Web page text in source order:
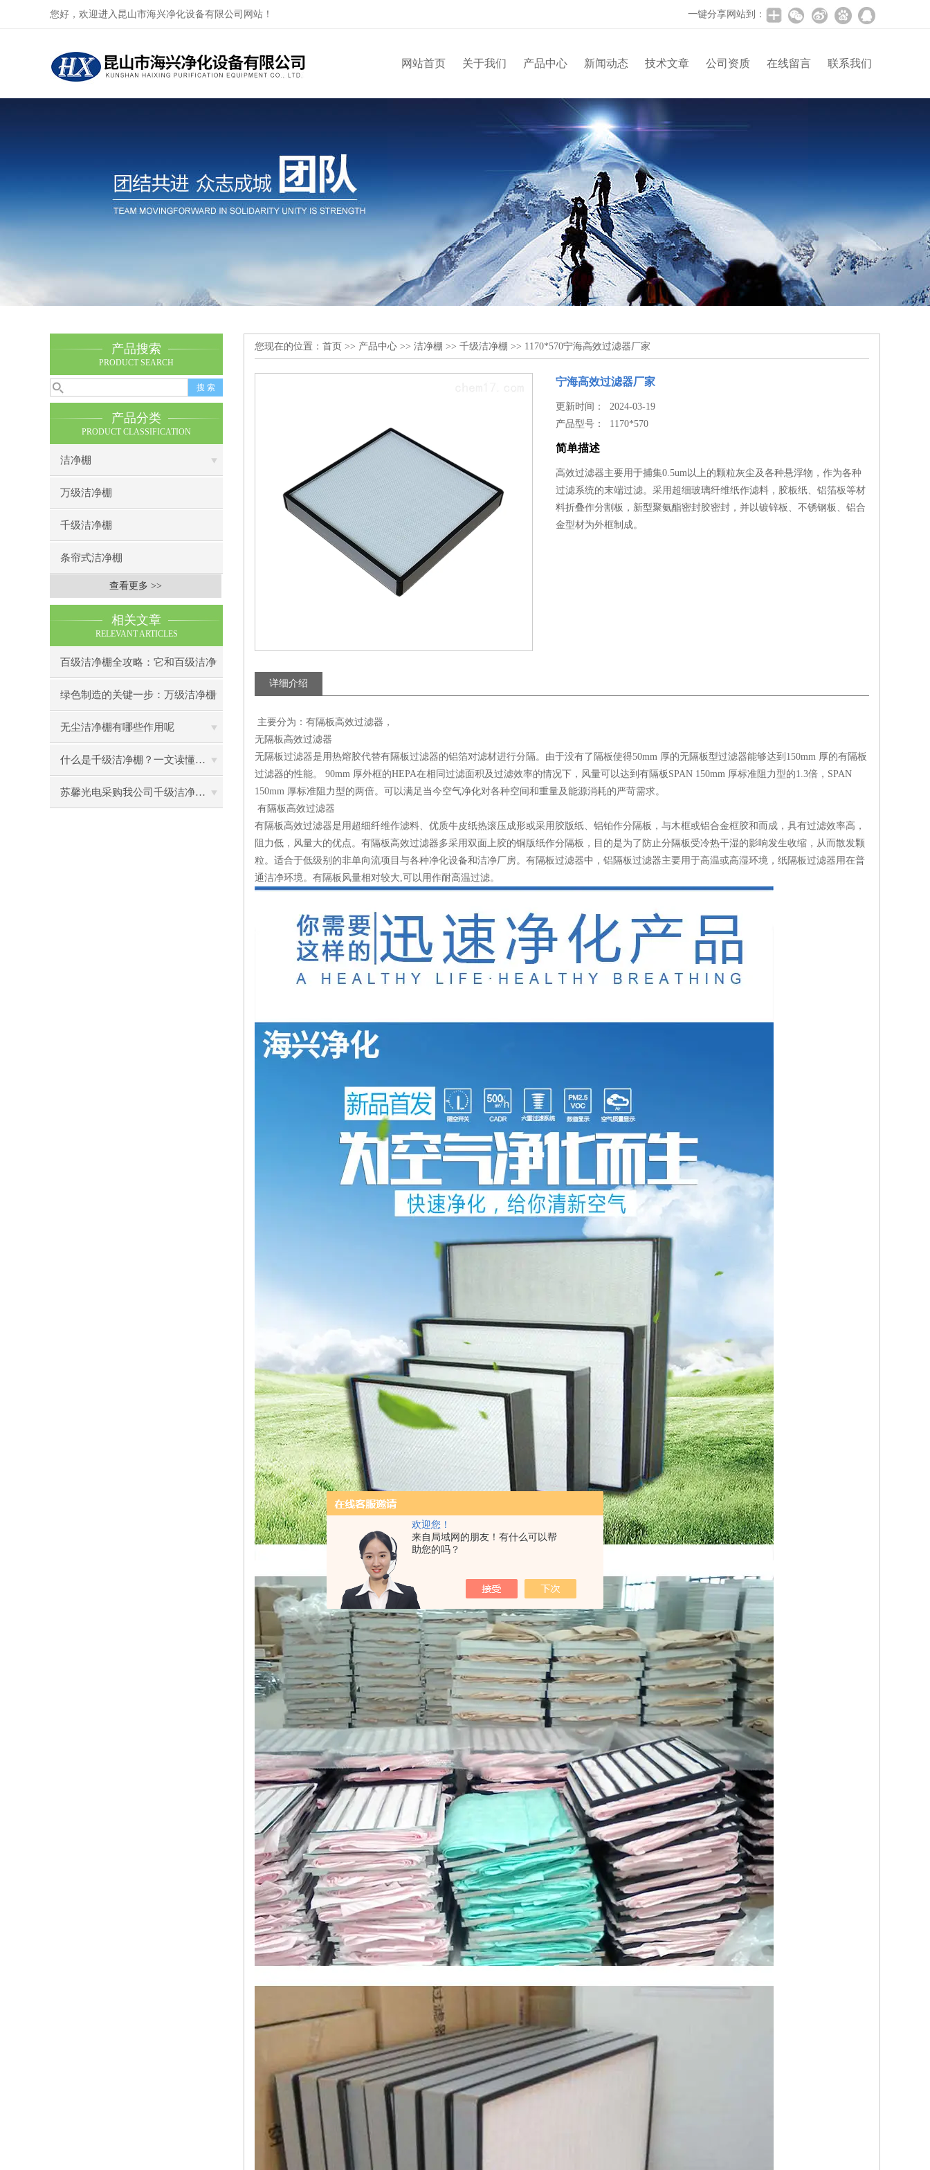
欢迎您！
来自局域网的朋友！有什么可以帮
助您的吗？
您好，欢迎进入昆山市海兴净化设备有限公司网站！ 一键分享网站到：
网站首页 关于我们 产品中心 新闻动态 技术文章 公司资质 在线留言 联系我们
产品搜索
PRODUCT SEARCH
产品分类
PRODUCT CLASSIFICATION
洁净棚
万级洁净棚
千级洁净棚
条帘式洁净棚
查看更多 >>
相关文章
RELEVANT ARTICLES
百级洁净棚全攻略：它和百级洁净
室到底有什么区别？
绿色制造的关键一步：万级洁净棚
助力环保型半导体产业发展
无尘洁净棚有哪些作用呢
什么是千级洁净棚？一文读懂其结构特点与局部净化优势
苏馨光电采购我公司千级洁净棚普通工作台一批（7月07日）已顺利交货
您现在的位置： 首页 >> 产品中心 >> 洁净棚 >> 千级洁净棚 >> 1170*570宁海高效过滤器厂家
宁海高效过滤器厂家
更新时间： 2024-03-19
产品型号： 1170*570
简单描述
高效过滤器主要用于捕集0.5um以上的颗粒灰尘及各种悬浮物，作为各种
过滤系统的末端过滤。采用超细玻璃纤维纸作滤料，胶板纸、铝箔板等材
料折叠作分割板，新型聚氨酯密封胶密封，并以镀锌板、不锈钢板、铝合
金型材为外框制成。
详细介绍
主要分为：有隔板高效过滤器，
无隔板高效过滤器
无隔板过滤器是用热熔胶代替有隔板过滤器的铝箔对滤材进行分隔。由于没有了隔板使得50mm 厚的无隔板型过滤器能够达到150mm 厚的有隔板
过滤器的性能。 90mm 厚外框的HEPA在相同过滤面积及过滤效率的情况下，风量可以达到有隔板SPAN 150mm 厚标准阻力型的1.3倍，SPAN
150mm 厚标准阻力型的两倍。可以满足当今空气净化对各种空间和重量及能源消耗的严苛需求。
有隔板高效过滤器
有隔板高效过滤器是用超细纤维作滤料、优质牛皮纸热滚压成形或采用胶版纸、铝铂作分隔板，与木框或铝合金框胶和而成，具有过滤效率高，
阻力低，风量大的优点。有隔板高效过滤器多采用双面上胶的铜版纸作分隔板，目的是为了防止分隔板受冷热干湿的影响发生收缩，从而散发颗
粒。适合于低级别的非单向流项目与各种净化设备和洁净厂房。有隔板过滤器中，铝隔板过滤器主要用于高温或高湿环境，纸隔板过滤器用在普
通洁净环境。有隔板风量相对较大,可以用作耐高温过滤。